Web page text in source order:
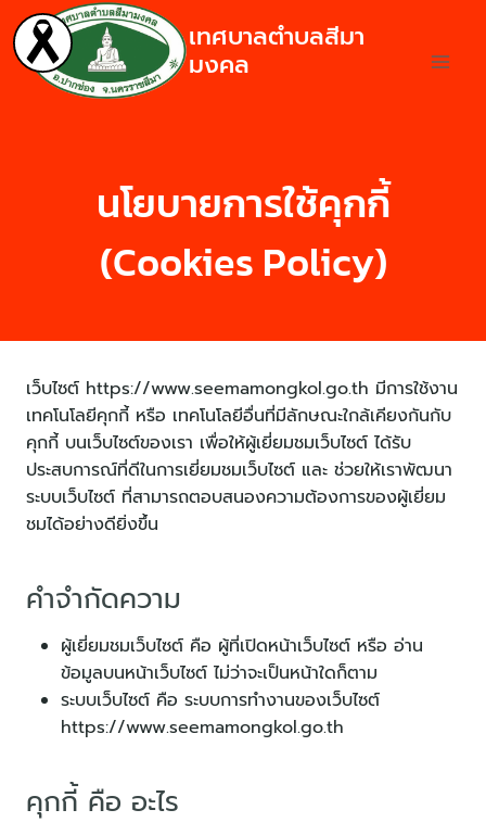
เทศบาลตำบลสีมา
มงคล
นโยบายการใช้คุกกี้
(Cookies Policy)
เว็บไซต์ https://www.seemamongkol.go.th มีการใช้งาน
เทคโนโลยีคุกกี้ หรือ เทคโนโลยีอื่นที่มีลักษณะใกล้เคียงกันกับ
คุกกี้ บนเว็บไซต์ของเรา เพื่อให้ผู้เยี่ยมชมเว็บไซต์ ได้รับ
ประสบการณ์ที่ดีในการเยี่ยมชมเว็บไซต์ และ ช่วยให้เราพัฒนา
ระบบเว็บไซต์ ที่สามารถตอบสนองความต้องการของผู้เยี่ยม
ชมได้อย่างดียิ่งขึ้น
คำจำกัดความ
ผู้เยี่ยมชมเว็บไซต์ คือ ผู้ที่เปิดหน้าเว็บไซต์ หรือ อ่าน
ข้อมูลบนหน้าเว็บไซต์ ไม่ว่าจะเป็นหน้าใดก็ตาม
ระบบเว็บไซต์ คือ ระบบการทำงานของเว็บไซต์
https://www.seemamongkol.go.th
คุกกี้ คือ อะไร